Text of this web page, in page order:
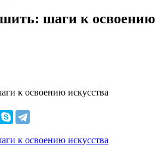
шаги к освоению
к освоению искусства